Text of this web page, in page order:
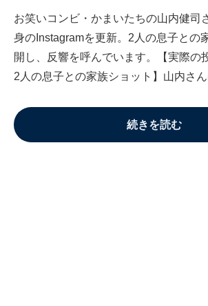
お笑いコンビ・かまいたちの山内健司
身のInstagramを更新。2人の息子との
開し、反響を呼んでいます。【実際の
2人の息子との家族ショット】山内さ
続きを読む